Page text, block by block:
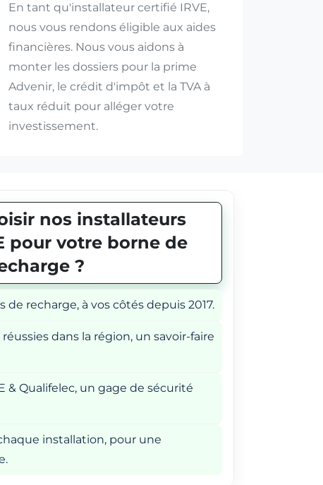
En tant qu'installateur certifié IRVE,
nous vous rendons éligible aux aides
financières. Nous vous aidons à
monter les dossiers pour la prime
Advenir, le crédit d'impôt et la TVA à
taux réduit pour alléger votre
investissement.
nos installateurs
pour votre borne de
?
recharge, à vos côtés depuis 2017.
dans la région, un savoir-faire
& Qualifelec, un gage de sécurité
installation, pour une